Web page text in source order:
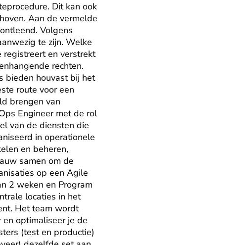
Dit kan ook
Aan de vermelde
Volgens
te zijn. Welke
registreert en verstrekt
rechten.
bieden houvast bij het
route voor een
brengen van
Engineer met de rol
van de diensten die
in operationele
en beheren,
samen om de
op een Agile
2 weken en Program
locaties in het
Het team wordt
optimaliseer je de
(test en productie)